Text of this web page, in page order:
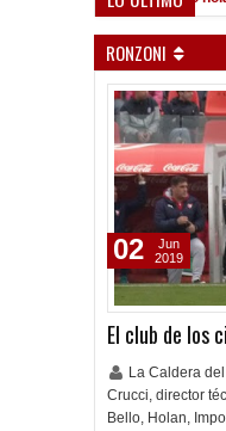
RONZONI
El club de los
La Caldera
Crucci, director
Bello, Holan,
02
Jun
2019